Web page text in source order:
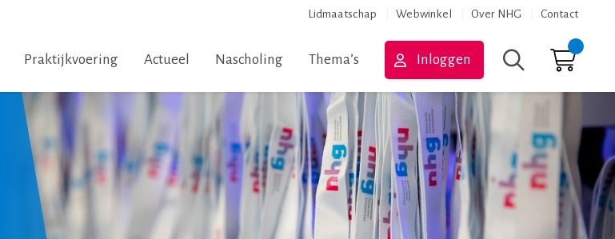
Lidmaatschap Webwinkel Over NHG Contact
Praktijkvoering Actueel Nascholing Thema’s Inloggen Zoeken